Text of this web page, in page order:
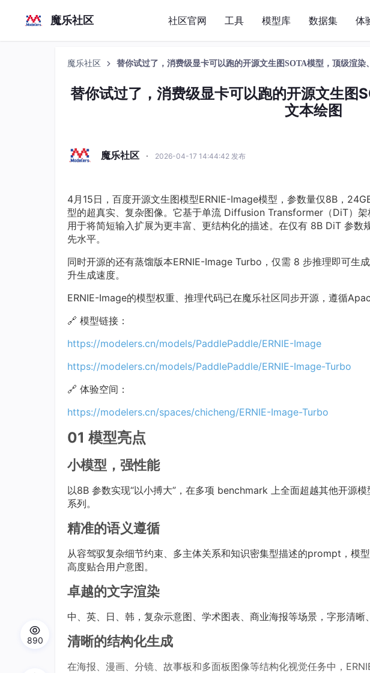
魔乐社区 社区官网 工具 模型库 数据集 体
魔乐社区 替你试过了，消费级显卡可以跑的开源文生图SOTA模型，顶级渲染
替你试过了，消费级显卡可以跑的开源文生图
文本绘图
魔乐社区 · 2026-04-17 14:44:42 发布
4月15日，百度开源文生图模型ERNIE-Image模型，参数量仅8B，
型的超真实、复杂图像。它基于单流 Diffusion Transformer（DiT）
用于将简短输入扩展为更丰富、更结构化的描述。在仅有 8B DiT 参数
先水平。
同时开源的还有蒸馏版本ERNIE-Image Turbo，仅需 8 步推理即可生
升生成速度。
ERNIE-Image的模型权重、推理代码已在魔乐社区同步开源，遵循
🔗 模型链接：
https://modelers.cn/models/PaddlePaddle/ERNIE-Image
https://modelers.cn/models/PaddlePaddle/ERNIE-Image-Turbo
🔗 体验空间：
https://modelers.cn/spaces/chicheng/ERNIE-Image-Turbo
01 模型亮点
小模型，强性能
以8B 参数实现“以小搏大”，在多项 benchmark 上全面超越其他开源
系列。
精准的语义遵循
从容驾驭复杂细节约束、多主体关系和知识密集型描述的prompt，模
高度贴合用户意图。
卓越的文字渲染
中、英、日、韩，复杂示意图、学术图表、商业海报等场景，字形清晰
清晰的结构化生成
在海报、漫画、分镜、故事板和多面板图像等结构化视觉任务中，
890